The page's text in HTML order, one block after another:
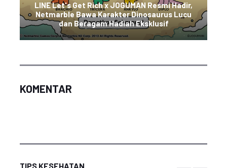
LINE Let's Get Rich x JOGUMAN Resmi Hadir,
Netmarble Bawa Karakter Dinosaurus Lucu
dan Beragam Hadiah Eksklusif
KOMENTAR
TIPS KESEHATAN